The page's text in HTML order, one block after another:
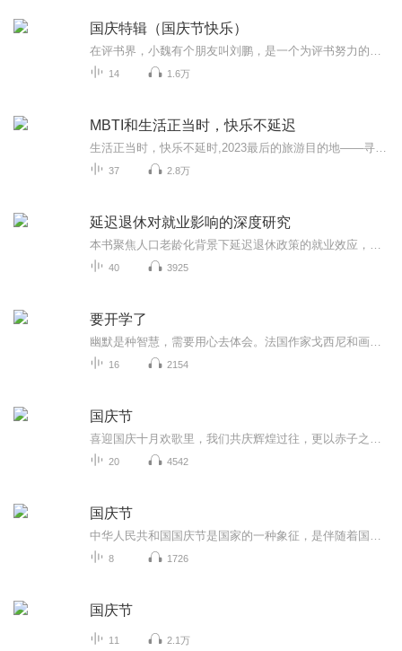
国庆特辑（国庆节快乐）
14 1.6万
MBTI和生活正当时，快乐不延迟
37 2.8万
延迟退休对就业影响的深度研究
40 3925
要开学了
16 2154
国庆节
20 4542
国庆节
8 1726
国庆节
11 2.1万